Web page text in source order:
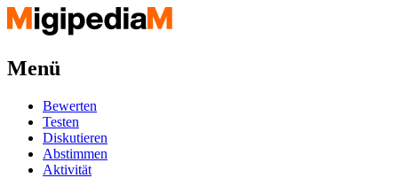
Menü
Bewerten
Testen
Diskutieren
Abstimmen
Aktivität